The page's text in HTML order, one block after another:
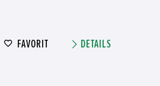
FAVORIT DETAILS